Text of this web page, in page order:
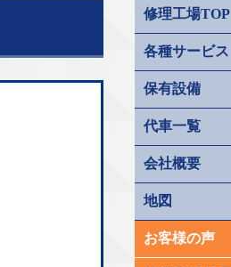
修理工場TOP
各種サービス
保有設備
代車一覧
会社概要
地図
お客様の声